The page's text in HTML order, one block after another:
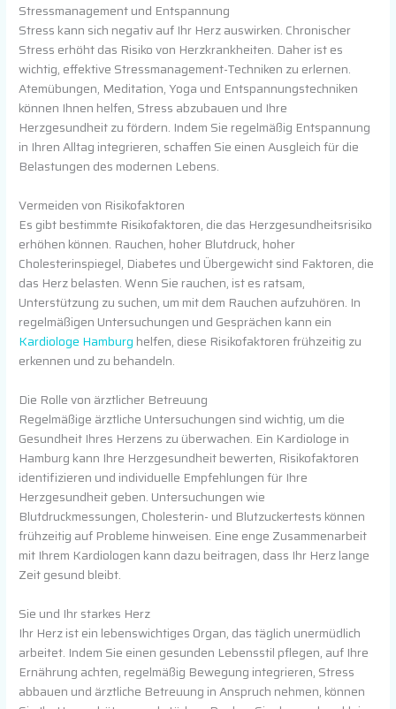
Stressmanagement und Entspannung
Stress kann sich negativ auf Ihr Herz auswirken. Chronischer
Stress erhöht das Risiko von Herzkrankheiten. Daher ist es
wichtig, effektive Stressmanagement-Techniken zu erlernen.
Atemübungen, Meditation, Yoga und Entspannungstechniken
können Ihnen helfen, Stress abzubauen und Ihre
Herzgesundheit zu fördern. Indem Sie regelmäßig Entspannung
in Ihren Alltag integrieren, schaffen Sie einen Ausgleich für die
Belastungen des modernen Lebens.
Vermeiden von Risikofaktoren
Es gibt bestimmte Risikofaktoren, die das Herzgesundheitsrisiko
erhöhen können. Rauchen, hoher Blutdruck, hoher
Cholesterinspiegel, Diabetes und Übergewicht sind Faktoren, die
das Herz belasten. Wenn Sie rauchen, ist es ratsam,
Unterstützung zu suchen, um mit dem Rauchen aufzuhören. In
regelmäßigen Untersuchungen und Gesprächen kann ein
Kardiologe Hamburg helfen, diese Risikofaktoren frühzeitig zu
erkennen und zu behandeln.
Die Rolle von ärztlicher Betreuung
Regelmäßige ärztliche Untersuchungen sind wichtig, um die
Gesundheit Ihres Herzens zu überwachen. Ein Kardiologe in
Hamburg kann Ihre Herzgesundheit bewerten, Risikofaktoren
identifizieren und individuelle Empfehlungen für Ihre
Herzgesundheit geben. Untersuchungen wie
Blutdruckmessungen, Cholesterin- und Blutzuckertests können
frühzeitig auf Probleme hinweisen. Eine enge Zusammenarbeit
mit Ihrem Kardiologen kann dazu beitragen, dass Ihr Herz lange
Zeit gesund bleibt.
Sie und Ihr starkes Herz
Ihr Herz ist ein lebenswichtiges Organ, das täglich unermüdlich
arbeitet. Indem Sie einen gesunden Lebensstil pflegen, auf Ihre
Ernährung achten, regelmäßig Bewegung integrieren, Stress
abbauen und ärztliche Betreuung in Anspruch nehmen, können